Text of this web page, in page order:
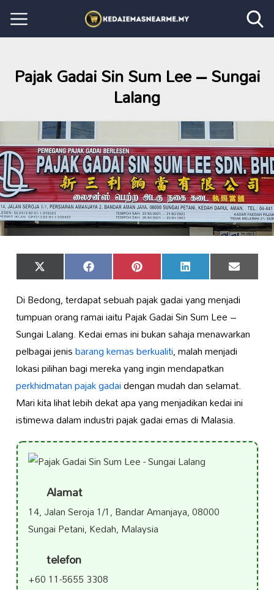
Pajak Gadai Sin Sum Lee – Sungai
Lalang
Share
on
X
(Twitter)
Share
on
Facebook Share
on
Pinterest Share
on
LinkedIn Share
on
Email
Di Bedong, terdapat sebuah pajak gadai yang menjadi
tumpuan orang ramai iaitu Pajak Gadai Sin Sum Lee –
Sungai Lalang. Kedai emas ini bukan sahaja menawarkan
pelbagai jenisbarang kemas berkualiti, malah menjadi
lokasi pilihan bagi mereka yang ingin mendapatkan
perkhidmatan pajak gadaidengan mudah dan selamat.
Mari kita lihat lebih dekat apa yang menjadikan kedai ini
istimewa dalam industri pajak gadai emas di Malasia.
Alamat
14, Jalan Seroja 1/1, Bandar Amanjaya, 08000
Sungai Petani, Kedah, Malaysia
telefon
+60 11-5655 3308